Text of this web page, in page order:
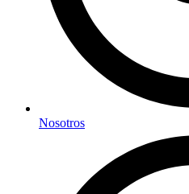
Nosotros